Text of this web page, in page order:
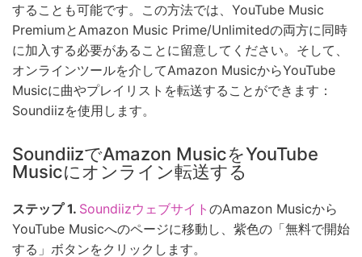
することも可能です。この方法では、YouTube Music
PremiumとAmazon Music Prime/Unlimitedの両方に同時
に加入する必要があることに留意してください。そして、
オンラインツールを介してAmazon MusicからYouTube
Musicに曲やプレイリストを転送することができます：
Soundiizを使用します。
SoundiizでAmazon MusicをYouTube
Musicにオンライン転送する
ステップ 1. Soundiizウェブサイト のAmazon Musicから
YouTube Musicへのページに移動し、紫色の「無料で開始
する」ボタンをクリックします。